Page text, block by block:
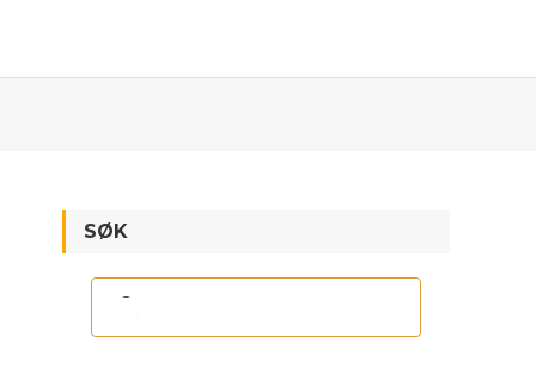
SØK